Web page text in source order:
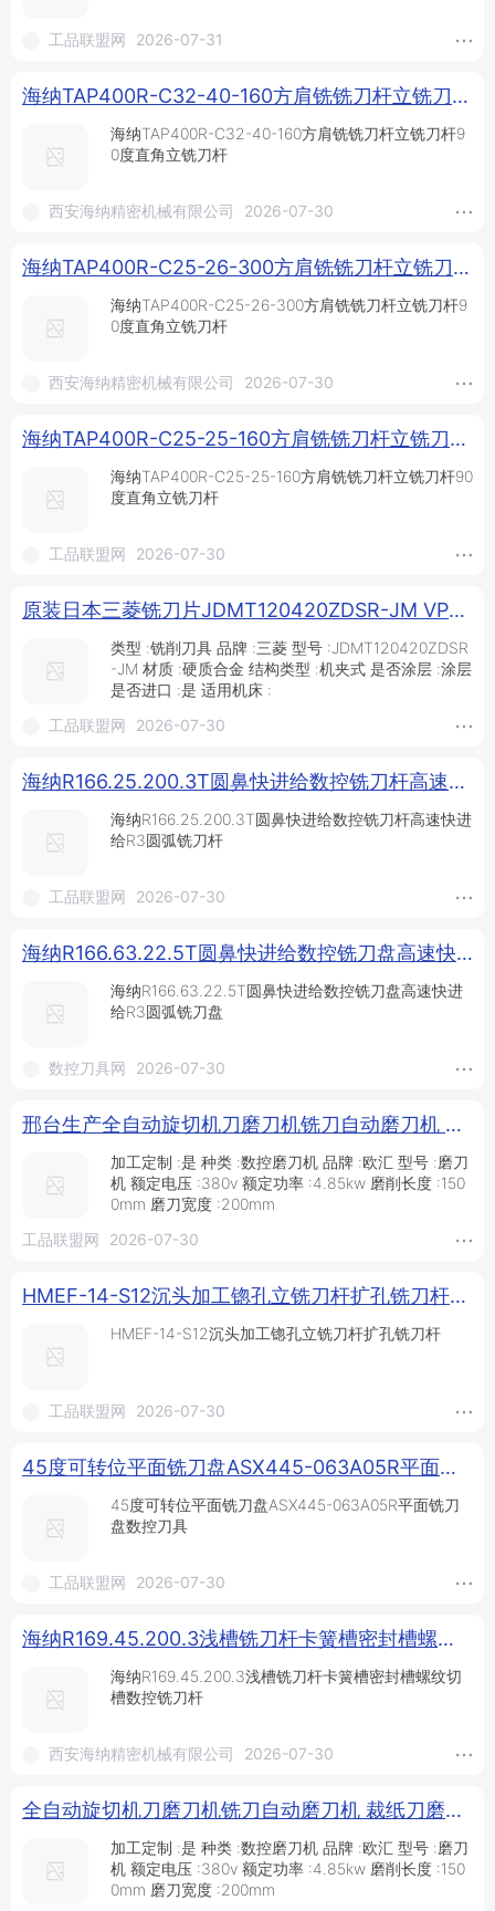
工品联盟网 2026-07-31
海纳TAP400R-C32-40-160方肩铣铣刀杆立铣刀杆90度直角立铣刀杆_供应产品_西安海纳精密机械有限公司
海纳TAP400R-C32-40-160方肩铣铣刀杆立铣刀杆9
0度直角立铣刀杆
西安海纳精密机械有限公司 2026-07-30
海纳TAP400R-C25-26-300方肩铣铣刀杆立铣刀杆90度直角立铣刀杆_供应产品_西安海纳精密机械有限公司
海纳TAP400R-C25-26-300方肩铣铣刀杆立铣刀杆9
0度直角立铣刀杆
西安海纳精密机械有限公司 2026-07-30
海纳TAP400R-C25-25-160方肩铣铣刀杆立铣刀杆90度直角立铣刀杆_铣刀杆_铣削刀具_刀具夹具_供应_工品联盟网
海纳TAP400R-C25-25-160方肩铣铣刀杆立铣刀杆90
度直角立铣刀杆
工品联盟网 2026-07-30
原装日本三菱铣刀片JDMT120420ZDSR-JM VP15TF加工不锈钢_铣削刀片_数控刀片_刀具夹具_供应_工品联盟网
类型 :铣削刀具 品牌 :三菱 型号 :JDMT120420ZDSR
-JM 材质 :硬质合金 结构类型 :机夹式 是否涂层 :涂层
是否进口 :是 适用机床 :
工品联盟网
2026-07-30
海纳R166.25.200.3T圆鼻快进给数控铣刀杆高速快进给R3圆弧铣刀杆_铣刀杆_铣削刀具_刀具夹具_供应_工品联盟网
海纳R166.25.200.3T圆鼻快进给数控铣刀杆高速快进
给R3圆弧铣刀杆
工品联盟网 2026-07-30
海纳R166.63.22.5T圆鼻快进给数控铣刀盘高速快进给R3圆弧铣刀盘_圆鼻铣刀盘_铣刀盘_铣削刀具_供应_数控刀具网
海纳R166.63.22.5T圆鼻快进给数控铣刀盘高速快进
给R3圆弧铣刀盘
数控刀具网 2026-07-30
邢台生产全自动旋切机刀磨刀机铣刀自动磨刀机 裁纸刀磨刀机研磨机实力推荐_供应产品_邢台欧汇机械制造有限公司
加工定制 :是 种类 :数控磨刀机 品牌 :欧汇 型号 :磨刀
机 额定电压 :380v 额定功率 :4.85kw 磨削长度 :150
0mm 磨刀宽度 :200mm
工品联盟网
2026-07-30
HMEF-14-S12沉头加工锪孔立铣刀杆扩孔铣刀杆_铣刀杆_铣削刀具_刀具夹具_供应_工品联盟网
HMEF-14-S12沉头加工锪孔立铣刀杆扩孔铣刀杆
工品联盟网 2026-07-30
45度可转位平面铣刀盘ASX445-063A05R平面铣刀盘数控刀具_铣刀盘_铣削刀具_刀具夹具_供应_工品联盟网
45度可转位平面铣刀盘ASX445-063A05R平面铣刀
盘数控刀具
工品联盟网 2026-07-30
海纳R169.45.200.3浅槽铣刀杆卡簧槽密封槽螺纹切槽数控铣刀杆_供应产品_西安海纳精密机械有限公司
海纳R169.45.200.3浅槽铣刀杆卡簧槽密封槽螺纹切
槽数控铣刀杆
西安海纳精密机械有限公司 2026-07-30
全自动旋切机刀磨刀机铣刀自动磨刀机 裁纸刀磨刀机研磨机精选好品实力推荐_供应产品_邢台欧汇机械制造有限公司
加工定制 :是 种类 :数控磨刀机 品牌 :欧汇 型号 :磨刀
机 额定电压 :380v 额定功率 :4.85kw 磨削长度 :150
0mm 磨刀宽度 :200mm